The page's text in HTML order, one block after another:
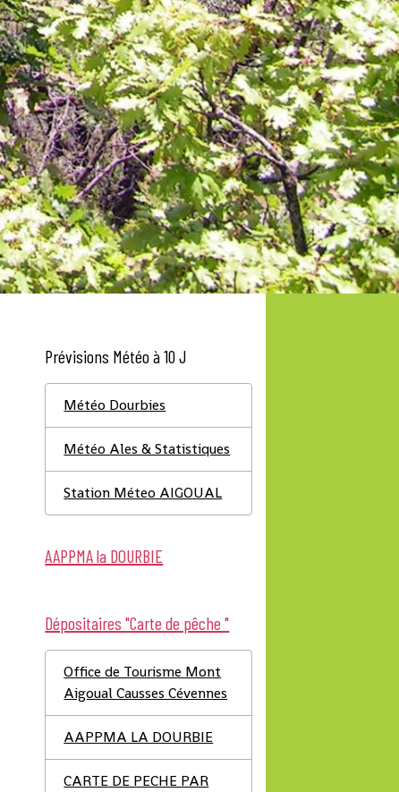
Prévisions Météo à 10 J
Météo Dourbies
Météo Ales & Statistiques
Station Méteo AIGOUAL
AAPPMA la DOURBIE
Dépositaires "Carte de pêche "
Office de Tourisme Mont
Aigoual Causses Cévennes
AAPPMA LA DOURBIE
CARTE DE PECHE PAR